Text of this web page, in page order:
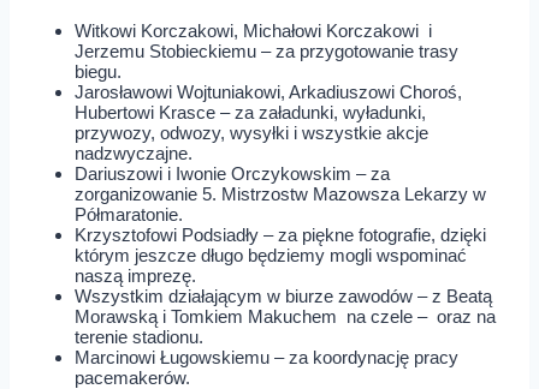
Witkowi Korczakowi, Michałowi Korczakowi i
Jerzemu Stobieckiemu – za przygotowanie trasy
biegu.
Jarosławowi Wojtuniakowi, Arkadiuszowi Choroś,
Hubertowi Krasce – za załadunki, wyładunki,
przywozy, odwozy, wysyłki i wszystkie akcje
nadzwyczajne.
Dariuszowi i Iwonie Orczykowskim – za
zorganizowanie 5. Mistrzostw Mazowsza Lekarzy w
Półmaratonie.
Krzysztofowi Podsiadły – za piękne fotografie, dzięki
którym jeszcze długo będziemy mogli wspominać
naszą imprezę.
Wszystkim działającym w biurze zawodów – z Beatą
Morawską i Tomkiem Makuchem na czele – oraz na
terenie stadionu.
Marcinowi Ługowskiemu – za koordynację pracy
pacemakerów.